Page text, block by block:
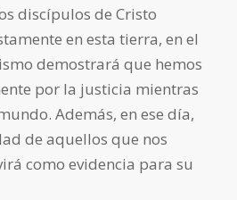
discípulos de Cristo
en esta tierra, en el
demostrará que hemos
por la justicia mientras
Además, en ese día,
de aquellos que nos
como evidencia para su